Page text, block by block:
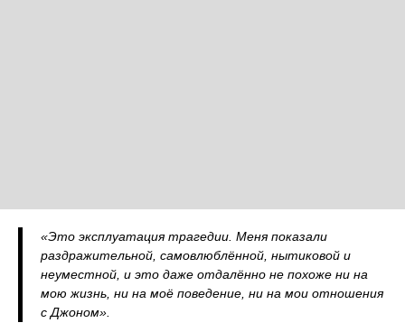
«Это эксплуатация трагедии. Меня показали
раздражительной, самовлюблённой, нытиковой и
неуместной, и это даже отдалённо не похоже ни на
мою жизнь, ни на моё поведение, ни на мои отношения
с Джоном».